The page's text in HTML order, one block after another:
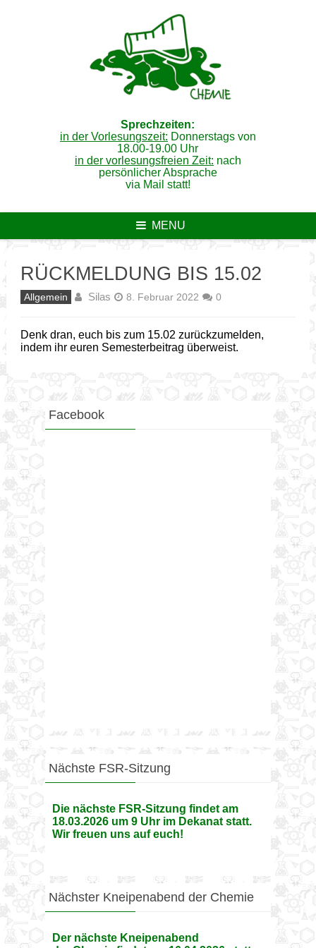
Sprechzeiten:
in der Vorlesungszeit: Donnerstags von
18.00-19.00 Uhr
in der vorlesungsfreien Zeit: nach
persönlicher Absprache
via Mail statt!
MENU
RÜCKMELDUNG BIS 15.02
Allgemein Silas 8. Februar 2022 0
Denk dran, euch bis zum 15.02 zurückzumelden,
indem ihr euren Semesterbeitrag überweist.
Facebook
Nächste FSR-Sitzung
Die nächste FSR-Sitzung findet am
18.03.2026 um 9 Uhr im Dekanat statt.
Wir freuen uns auf euch!
Nächster Kneipenabend der Chemie
Der nächste Kneipenabend